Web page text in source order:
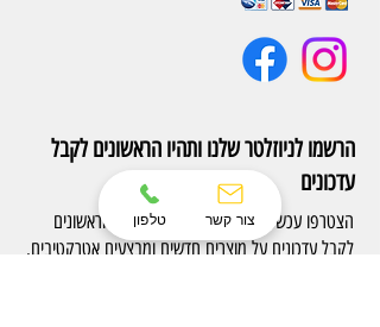
הרשמו לניוזלטר שלנו ותהיו הראשונים לקבל
עדכונים
הצטרפו עכשיו לניוזלטר של Eterno והיו הראשונים
לקבל עדכונים על מוצרים חדשים ומבצעים אטרקטיבים.
טלפון צור קשר